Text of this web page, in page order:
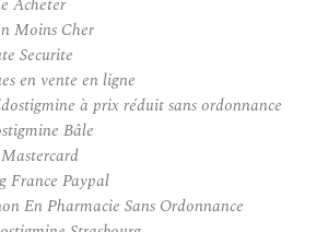
Moins Cher
Securite
en vente en ligne
à prix réduit sans ordonnance
Bâle
France Paypal
En Pharmacie Sans Ordonnance